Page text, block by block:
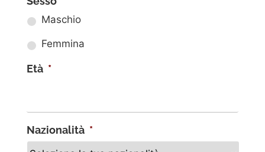
Maschio
Femmina
Età *
Nazionalità *